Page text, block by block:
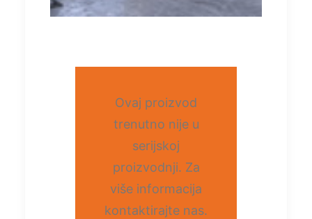
Ovaj proizvod
trenutno nije u
serijskoj
proizvodnji. Za
više informacija
kontaktirajte nas.